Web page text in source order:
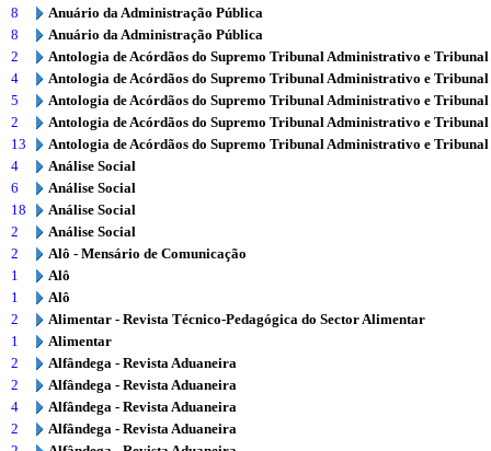
8
Anuário da Administração Pública
8
Anuário da Administração Pública
2
Antologia de Acórdãos do Supremo Tribunal Administrativo e
4
Antologia de Acórdãos do Supremo Tribunal Administrativo e
5
Antologia de Acórdãos do Supremo Tribunal Administrativo e
2
Antologia de Acórdãos do Supremo Tribunal Administrativo e
13
Antologia de Acórdãos do Supremo Tribunal Administrativo e
4
Análise Social
6
Análise Social
18
Análise Social
2
Análise Social
2
Alô - Mensário de Comunicação
1
Alô
1
Alô
2
Alimentar - Revista Técnico-Pedagógica do Sector Alimentar
1
Alimentar
2
Alfândega - Revista Aduaneira
2
Alfândega - Revista Aduaneira
4
Alfândega - Revista Aduaneira
2
Alfândega - Revista Aduaneira